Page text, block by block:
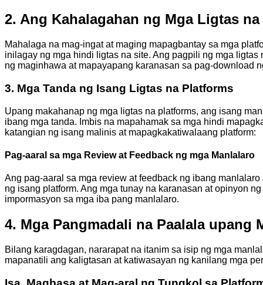
2. Ang Kahalagahan ng Mga Ligtas na
Mahalaga na mag-ingat at maging mapagbantay sa mga
inilagay ng mga hindi ligtas na site. Ang pagpili ng mga
ng maginhawa at mapayapang karanasan sa pag-download
3. Mga Tanda ng Isang Ligtas na Platforms
Upang makahanap ng mga ligtas na platforms, ang isang
ibang mga tanda. Imbis na mapahamak sa mga hindi
katangian ng isang malinis at mapagkakatiwalaang platform:
Pag-aaral sa mga Review at Feedback ng mga Manlalaro
Ang pag-aaral sa mga review at feedback ng ibang
ng isang platform. Ang mga tunay na karanasan at opinyon
impormasyon sa mga iba pang manlalaro.
4. Mga Pangmadali na Paalala
Bilang karagdagan, nararapat na itanim sa isip ng mga
mapanatili ang kaligtasan at katiwasayan ng kanilang mga